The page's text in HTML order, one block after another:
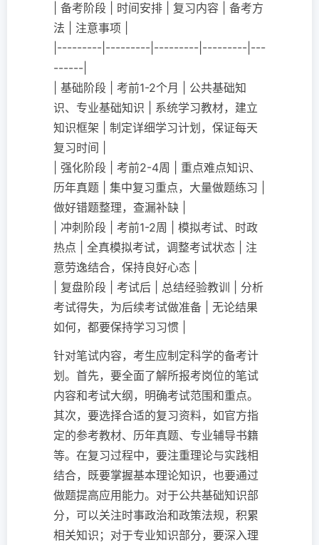
| 备考阶段 | 时间安排 | 复习内容 | 备考方
法 | 注意事项 |
|---------|---------|---------|---------|---
------|
| 基础阶段 | 考前1-2个月 | 公共基础知
识、专业基础知识 | 系统学习教材，建立
知识框架 | 制定详细学习计划，保证每天
复习时间 |
| 强化阶段 | 考前2-4周 | 重点难点知识、
历年真题 | 集中复习重点，大量做题练习 |
做好错题整理，查漏补缺 |
| 冲刺阶段 | 考前1-2周 | 模拟考试、时政
热点 | 全真模拟考试，调整考试状态 | 注
意劳逸结合，保持良好心态 |
| 复盘阶段 | 考试后 | 总结经验教训 | 分析
考试得失，为后续考试做准备 | 无论结果
如何，都要保持学习习惯 |
针对笔试内容，考生应制定科学的备考计
划。首先，要全面了解所报考岗位的笔试
内容和考试大纲，明确考试范围和重点。
其次，要选择合适的复习资料，如官方指
定的参考教材、历年真题、专业辅导书籍
等。在复习过程中，要注重理论与实践相
结合，既要掌握基本理论知识，也要通过
做题提高应用能力。对于公共基础知识部
分，可以关注时事政治和政策法规，积累
相关知识；对于专业知识部分，要深入理